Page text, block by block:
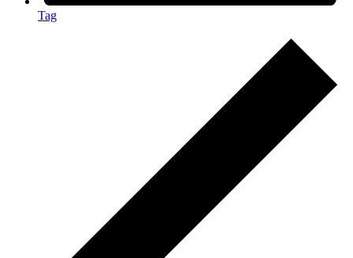
Tag